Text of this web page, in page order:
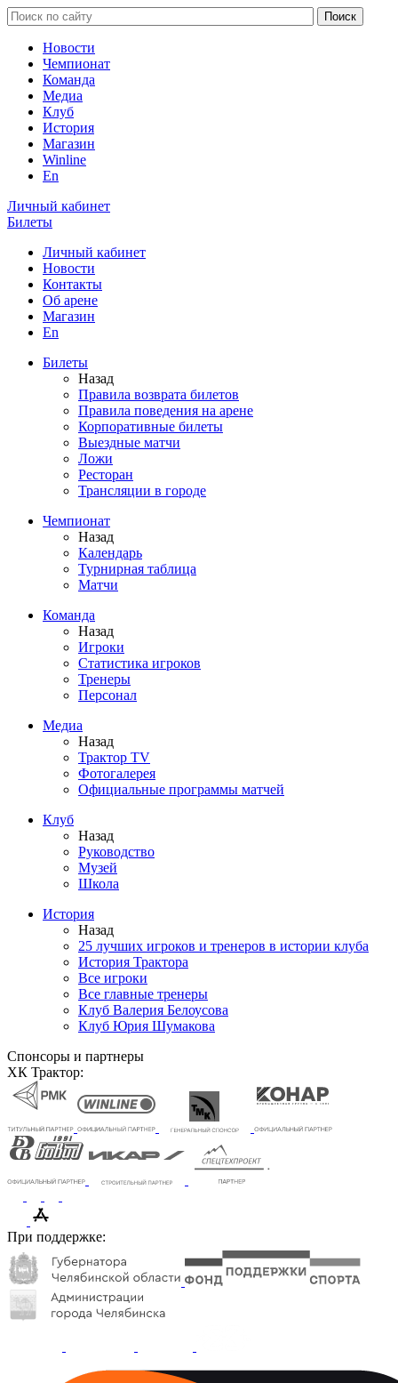
Новости
Чемпионат
Команда
Медиа
Клуб
История
Магазин
Winline
En
Личный кабинет
Билеты
Личный кабинет
Новости
Контакты
Об арене
Магазин
En
Билеты
Назад
Правила возврата билетов
Правила поведения на арене
Корпоративные билеты
Выездные матчи
Ложи
Ресторан
Трансляции в городе
Чемпионат
Назад
Календарь
Турнирная таблица
Матчи
Команда
Назад
Игроки
Статистика игроков
Тренеры
Персонал
Медиа
Назад
Трактор TV
Фотогалерея
Официальные программы матчей
Клуб
Назад
Руководство
Музей
Школа
История
Назад
25 лучших игроков и тренеров в истории клуба
История Трактора
Все игроки
Все главные тренеры
Клуб Валерия Белоусова
Клуб Юрия Шумакова
Спонсоры и партнеры
ХК Трактор:
При поддержке: